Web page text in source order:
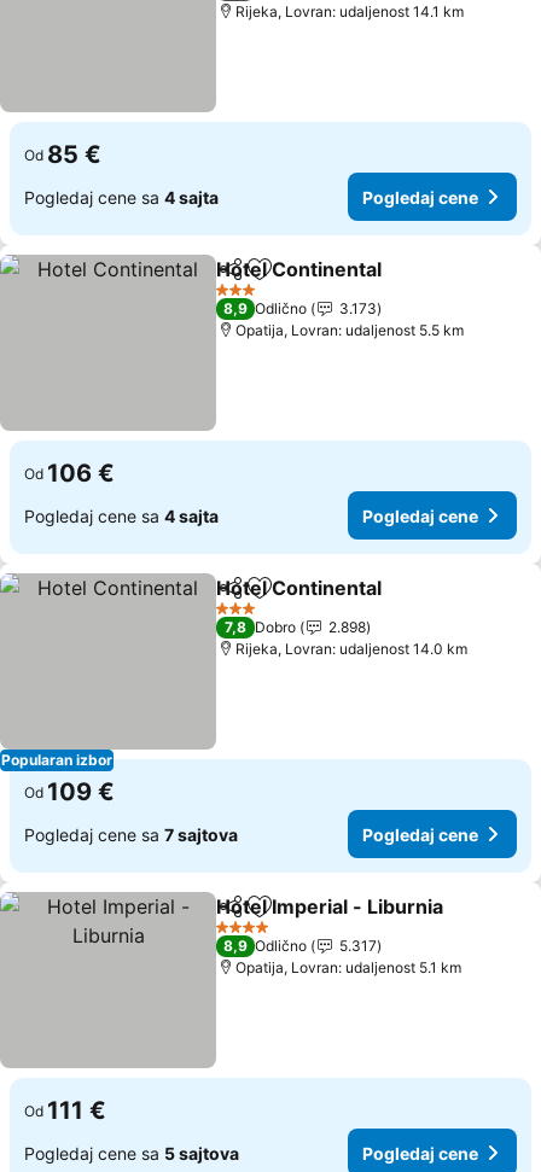
Rijeka, Lovran: udaljenost 14.1 km
Od 85 €
Pogledaj cene sa 4 sajta Pogledaj cene
Deli Dodati u favorite
Hotel Continental
3 Zvezdice
8,9 Odlično
3.173
Opatija, Lovran: udaljenost 5.5 km
Od 106 €
Pogledaj cene sa 4 sajta Pogledaj cene
Popularan izbor
Deli Dodati u favorite
Hotel Continental
3 Zvezdice
7,8 Dobro
2.898
Rijeka, Lovran: udaljenost 14.0 km
Od 109 €
Pogledaj cene sa 7 sajtova Pogledaj cene
Deli Dodati u favorite
Hotel Imperial - Liburnia
4 Zvezdice
8,9 Odlično
5.317
Opatija, Lovran: udaljenost 5.1 km
Od 111 €
Pogledaj cene sa 5 sajtova Pogledaj cene